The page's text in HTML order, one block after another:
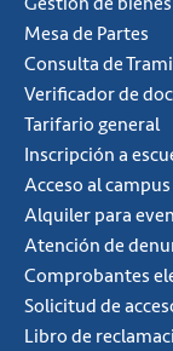
Mesa de Partes
Consulta de
Verificador de
Tarifario general
Inscripción a
Acceso al
Alquiler para
Atención de
Comprobantes
Solicitud de
Libro de